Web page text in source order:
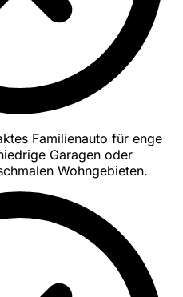
Familienauto für enge
Garagen oder
Wohngebieten.